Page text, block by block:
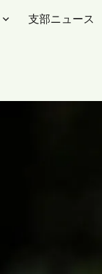
支部ニュース